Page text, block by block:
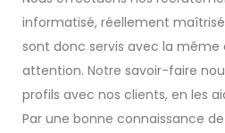
informatisé, réellement
sont donc servis avec la
attention. Notre savoir-faire
profils avec nos clients, en les
Par une bonne connaissance